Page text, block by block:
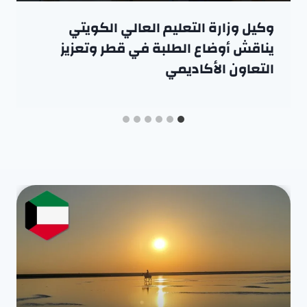
وكيل وزارة التعليم العالي الكويتي
يناقش أوضاع الطلبة في قطر وتعزيز
التعاون الأكاديمي